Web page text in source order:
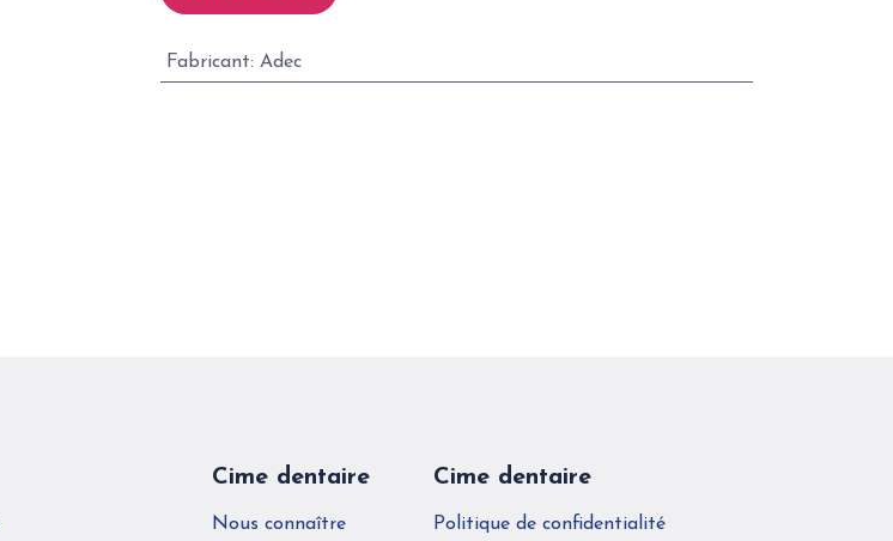
Fabricant: Adec
Cime dentaire
Politique de confidentialité
Cime dentaire
Nous connaître